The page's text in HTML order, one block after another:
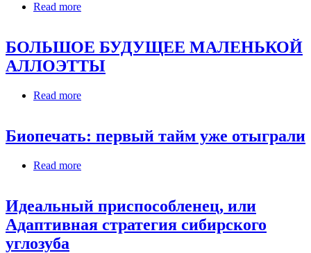
Read more
БОЛЬШОЕ БУДУЩЕЕ МАЛЕНЬКОЙ
АЛЛОЭТТЫ
Read more
Биопечать: первый тайм уже отыграли
Read more
Идеальный приспособленец, или
Адаптивная стратегия сибирского
углозуба